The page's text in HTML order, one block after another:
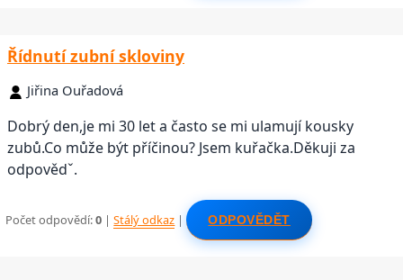
Řídnutí zubní skloviny
Jiřina Ouřadová
Dobrý den,je mi 30 let a často se mi ulamují kousky
zubů.Co může být příčinou? Jsem kuřačka.Děkuji za
odpovědˇ.
Počet odpovědí:0 |Stálý odkaz | ODPOVĚDĚT